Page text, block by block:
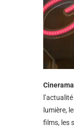
Cinerama
lumière,
films, les